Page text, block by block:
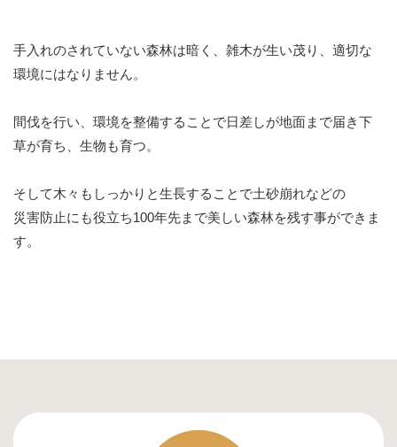
手入れのされていない森林は暗く、雑木が生い茂り、適切な
環境にはなりません。
間伐を行い、環境を整備することで日差しが地面まで届き下
草が育ち、生物も育つ。
そして木々もしっかりと生長することで土砂崩れなどの
災害防止にも役立ち100年先まで美しい森林を残す事ができま
す。